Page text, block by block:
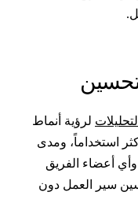
لرؤية أنماط
ومدى
الفريق
العمل دون